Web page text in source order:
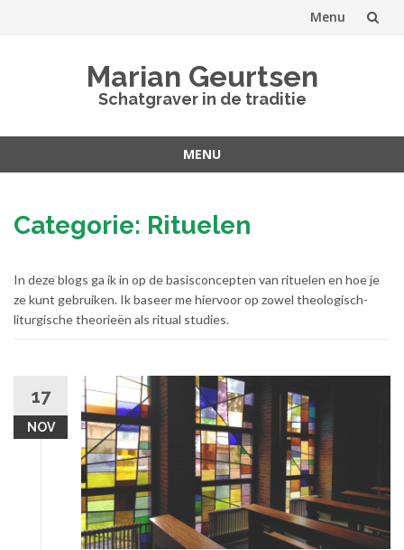
Menu
Marian Geurtsen
Schatgraver in de traditie
MENU
inhoud
Categorie: Rituelen
In deze blogs ga ik in op de basisconcepten van rituelen en hoe je
ze kunt gebruiken. Ik baseer me hiervoor op zowel theologisch-
liturgische theorieën als ritual studies.
17
NOV